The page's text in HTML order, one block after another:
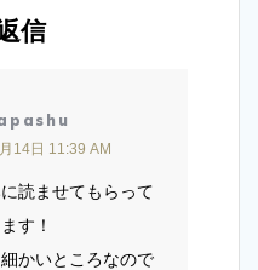
信
14日 11:39 AM
読ませてもらって
ます！
かいところなので